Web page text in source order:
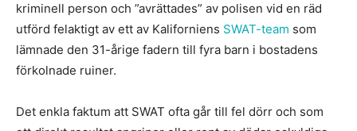
kriminell person och ”avrättades” av polisen vid en räd
utförd felaktigt av ett av Kaliforniens SWAT-team som
lämnade den 31-årige fadern till fyra barn i bostadens
förkolnade ruiner.
Det enkla faktum att SWAT ofta går till fel dörr och som